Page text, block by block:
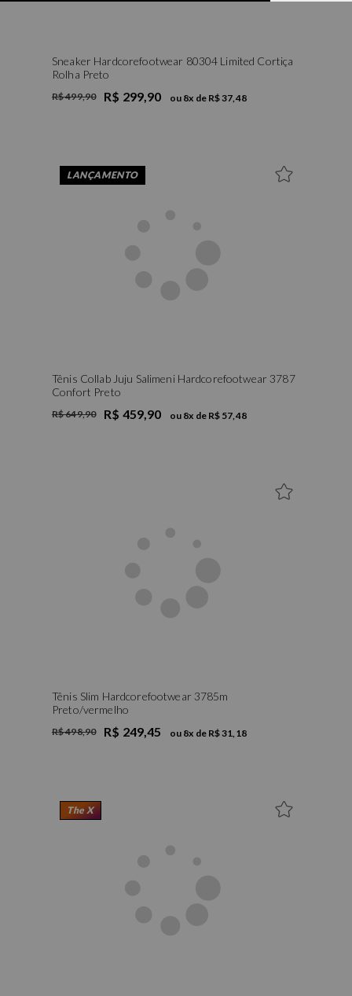
Sneaker Hardcorefootwear 80304 Limited Cortiça
Rolha Preto
R$ 499,90 R$ 299,90 ou 8x de R$ 37,48
LANÇAMENTO
Tênis Collab Juju Salimeni Hardcorefootwear 3787
Confort Preto
R$ 649,90 R$ 459,90 ou 8x de R$ 57,48
Tênis Slim Hardcorefootwear 3785m
Preto/vermelho
R$ 498,90 R$ 249,45 ou 8x de R$ 31,18
The X